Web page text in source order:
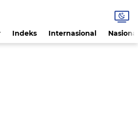
Indeks Internasional